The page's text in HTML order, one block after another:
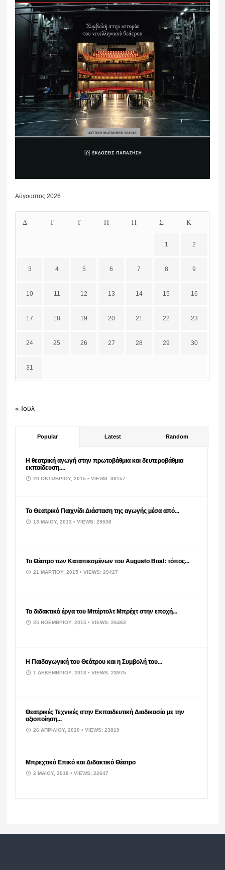
Αύγουστος 2026
Δ Τ Τ Π Π Σ Κ
1 2
3 4 5 6 7 8 9
10 11 12 13 14 15 16
17 18 19 20 21 22 23
24 25 26 27 28 29 30
31
« Ιούλ
Popular Latest Random
Η θεατρική αγωγή στην πρωτοβάθμια και δευτεροβάθμια
εκπαίδευση....
20 ΟΚΤΩΒΡΊΟΥ, 2015• VIEWS: 38157
Το Θεατρικό Παιχνίδι Διάσταση της αγωγής μέσα από...
13 ΜΑΪ́ΟΥ, 2013• VIEWS: 29538
Το Θέατρο των Καταπιεσμένων του Augusto Boal: τόπος...
21 ΜΑΡΤΊΟΥ, 2015• VIEWS: 29427
Τα διδακτικά έργα του Μπέρτολτ Μπρέχτ στην εποχή...
25 ΝΟΕΜΒΡΊΟΥ, 2015• VIEWS: 26463
Η Παιδαγωγική του Θεάτρου και η Συμβολή του...
1 ΔΕΚΕΜΒΡΊΟΥ, 2013• VIEWS: 23975
Θεατρικές Τεχνικές στην Εκπαιδευτική Διαδικασία με την
αξιοποίηση...
26 ΑΠΡΙΛΊΟΥ, 2020• VIEWS: 23819
Μπρεχτικό Επικό και Διδακτικό Θέατρο
2 ΜΑΪ́ΟΥ, 2018• VIEWS: 22647